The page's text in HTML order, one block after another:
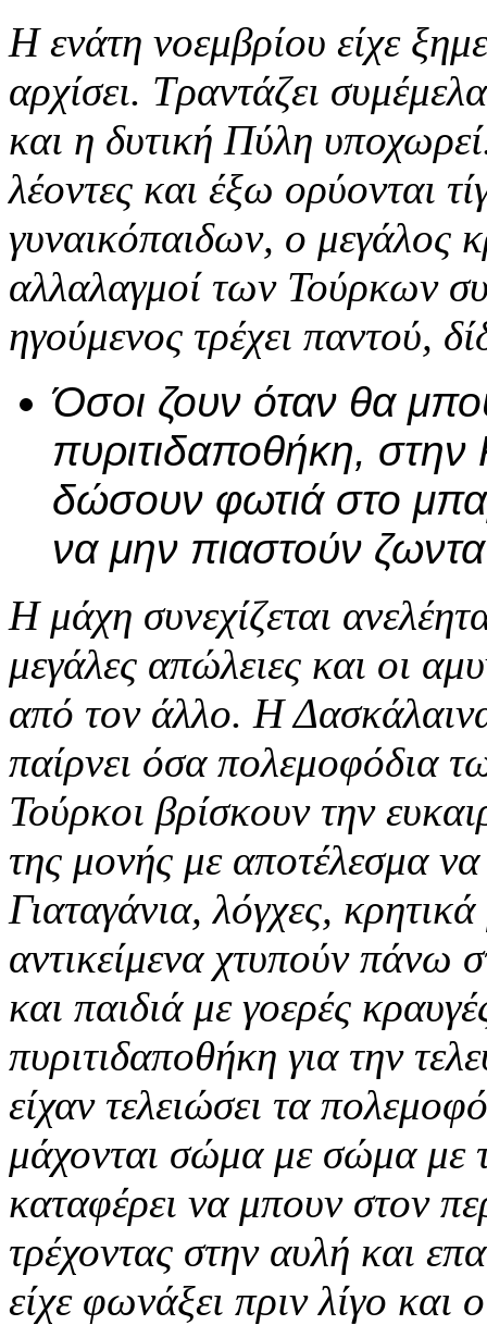
Η ενάτη νοεμβρίου είχε
αρχίσει. Τραντάζει
και η δυτική Πύλη
λέοντες και έξω ορύονται
γυναικόπαιδων, ο μεγάλος
αλλαλαγμοί των Τούρκων
ηγούμενος τρέχει παντού,
Όσοι ζουν όταν θα
πυριτιδαποθήκη,
δώσουν φωτιά στο
να μην πιαστούν
Η μάχη συνεχίζεται
μεγάλες απώλειες και οι
από τον άλλο. Η
παίρνει όσα πολεμοφόδια
Τούρκοι βρίσκουν την
της μονής με αποτέλεσμα να
Γιαταγάνια, λόγχες,
αντικείμενα χτυπούν πάνω
και παιδιά με γοερές
πυριτιδαποθήκη για την
είχαν τελειώσει τα
μάχονται σώμα με σώμα με
καταφέρει να μπουν στον
τρέχοντας στην αυλή και
είχε φωνάξει πριν λίγο και